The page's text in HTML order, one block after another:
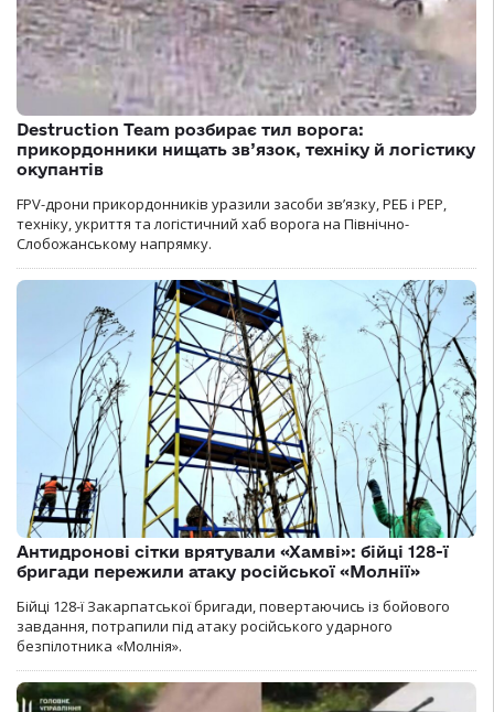
Destruction Team розбирає тил ворога:
прикордонники нищать зв’язок, техніку й логістику
окупантів
FPV-дрони прикордонників уразили засоби зв’язку, РЕБ і РЕР,
техніку, укриття та логістичний хаб ворога на Північно-
Слобожанському напрямку.
Антидронові сітки врятували «Хамві»: бійці 128-ї
бригади пережили атаку російської «Молнії»
Бійці 128-ї Закарпатської бригади, повертаючись із бойового
завдання, потрапили під атаку російського ударного
безпілотника «Молнія».